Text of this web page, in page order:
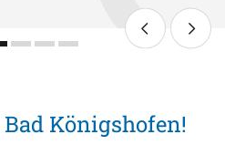
Königshofen!